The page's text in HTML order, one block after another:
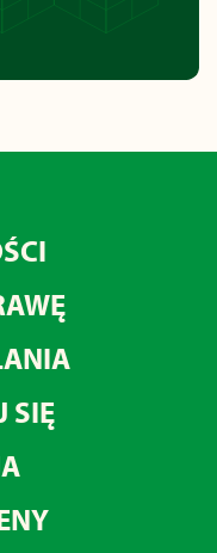
SIĘ